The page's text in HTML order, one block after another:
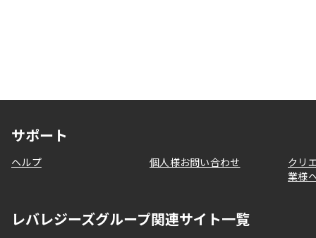
サポート
ヘルプ 個人様お問い合わせ
クリ
業様
レバレジーズグループ関連サイト一覧